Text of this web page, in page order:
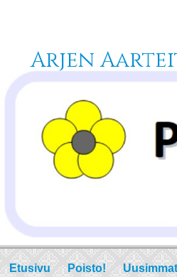
Arjen
Etusivu Poisto! Uusimmat